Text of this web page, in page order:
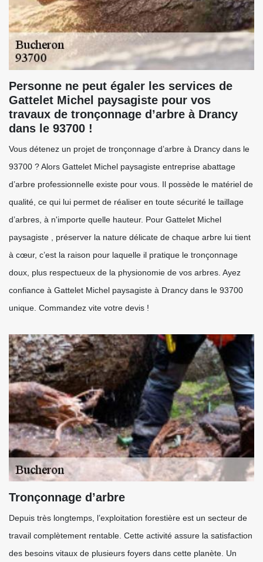
Personne ne peut égaler les services de
Gattelet Michel paysagiste pour vos
travaux de tronçonnage d’arbre à Drancy
dans le 93700 !
Vous détenez un projet de tronçonnage d’arbre à Drancy dans le
93700 ? Alors Gattelet Michel paysagiste entreprise abattage
d’arbre professionnelle existe pour vous. Il possède le matériel de
qualité, ce qui lui permet de réaliser en toute sécurité le taillage
d’arbres, à n'importe quelle hauteur. Pour Gattelet Michel
paysagiste , préserver la nature délicate de chaque arbre lui tient
à cœur, c’est la raison pour laquelle il pratique le tronçonnage
doux, plus respectueux de la physionomie de vos arbres. Ayez
confiance à Gattelet Michel paysagiste à Drancy dans le 93700
unique. Commandez vite votre devis !
Tronçonnage d’arbre
Depuis très longtemps, l’exploitation forestière est un secteur de
travail complètement rentable. Cette activité assure la satisfaction
des besoins vitaux de plusieurs foyers dans cette planète. Un